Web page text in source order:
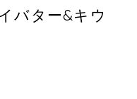
バター&キウ